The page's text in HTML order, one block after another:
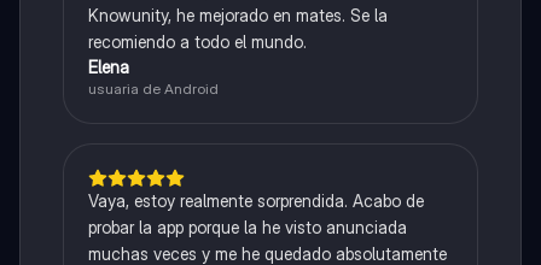
Knowunity, he mejorado en mates. Se la
recomiendo a todo el mundo.
Elena
usuaria de Android
Vaya, estoy realmente sorprendida. Acabo de
probar la app porque la he visto anunciada
muchas veces y me he quedado absolutamente